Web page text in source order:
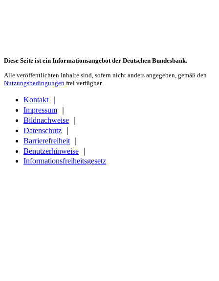
Diese Seite ist ein Informationsangebot der Deutschen Bundesbank.
Alle veröffentlichten Inhalte sind, sofern nicht anders angegeben, gemäß den
Nutzungsbedingungen frei verfügbar.
Kontakt
Impressum
Bildnachweise
Datenschutz
Barrierefreiheit
Benutzerhinweise
Informationsfreiheitsgesetz